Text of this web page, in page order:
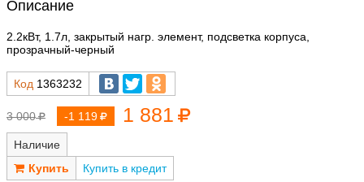
Описание
2.2кВт, 1.7л, закрытый нагр. элемент, подсветка корпуса,
прозрачный-черный
Код 1363232
3 000 -1 119 1 881
Наличие
Купить в кредит